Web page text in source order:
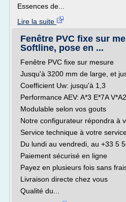
Essences de...
Lire la suite
Fenêtre PVC fixe sur
Softline, pose en ...
Fenêtre PVC fixe sur mesure
Jusqu'à 3200 mm de large, et
Coefficient Uw: jusqu'à 1,3
Performance AEV: A*3 E*7A V*A2
Modulable selon vos gouts
Notre configurateur répondra à
Service technique à votre
Du lundi au vendredi, au +33 5
Paiement sécurisé en ligne
Payez en plusieurs fois sans
Livraison directe chez vous
Qualité du...